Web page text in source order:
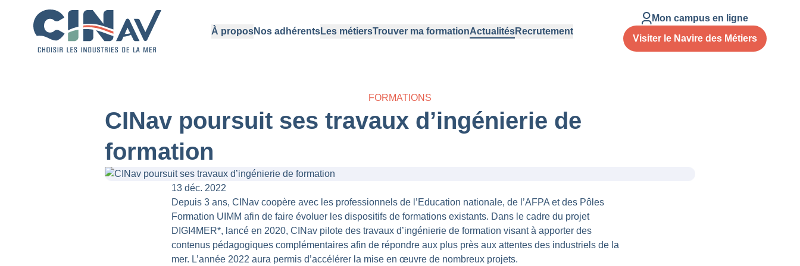
À proposNos adhérentsLes métiersTrouver ma formationActualitésRecrutement
Mon campus en ligne
Visiter le Navire des Métiers
FORMATIONS
CINav poursuit ses travaux d’ingénierie de
formation
13 déc. 2022
Depuis 3 ans, CINav coopère avec les professionnels de l’Education nationale, de l’AFPA et des Pôles
Formation UIMM afin de faire évoluer les dispositifs de formations existants. Dans le cadre du projet
DIGI4MER*, lancé en 2020, CINav pilote des travaux d’ingénierie de formation visant à apporter des
contenus pédagogiques complémentaires afin de répondre aux plus près aux attentes des industriels de la
mer. L’année 2022 aura permis d’accélérer la mise en œuvre de nombreux projets.